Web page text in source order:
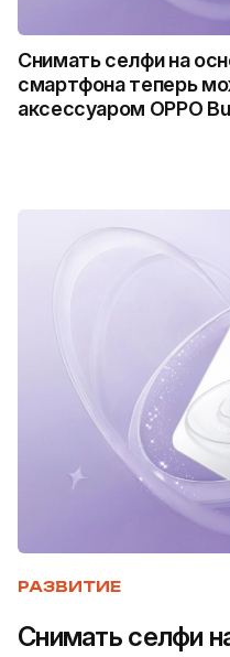
Снимать селфи на
смартфона теперь
аксессуаром OPPO
РАЗВИТИЕ
Снимать селфи